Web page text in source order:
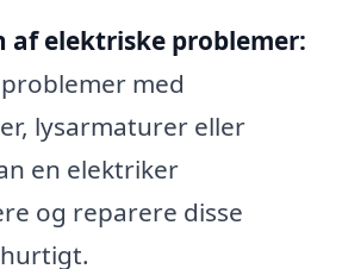
af elektriske problemer:
med
lysarmaturer eller
en elektriker
og reparere disse